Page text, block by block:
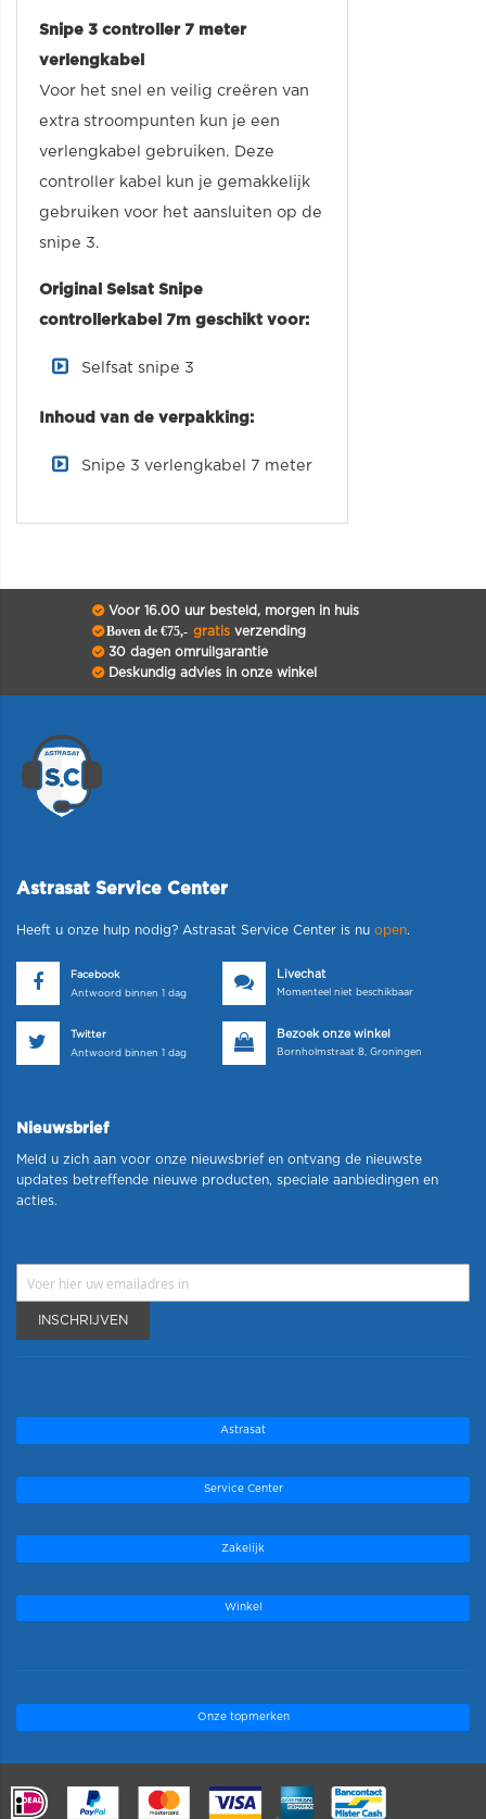
Snipe 3 controller 7 meter
verlengkabel
Voor het snel en veilig creëren van
extra stroompunten kun je een
verlengkabel gebruiken. Deze
controller kabel kun je gemakkelijk
gebruiken voor het aansluiten op de
snipe 3.
Original Selsat Snipe
controllerkabel 7m geschikt voor:
Selfsat snipe 3
Inhoud van de verpakking:
Snipe 3 verlengkabel 7 meter
Voor 16.00 uur besteld, morgen in huis
Boven de €75,- gratisverzending
30 dagen omruilgarantie
Deskundig advies in onze winkel
Astrasat Service Center
Heeft u onze hulp nodig? Astrasat Service Center is nu open.
Facebook
Antwoord binnen 1 dag
Livechat
Momenteel niet beschikbaar
Twitter
Antwoord binnen 1 dag
Bezoek onze winkel
Bornholmstraat 8, Groningen
Nieuwsbrief
Meld u zich aan voor onze nieuwsbrief en ontvang de nieuwste
updates betreffende nieuwe producten, speciale aanbiedingen en
acties.
INSCHRIJVEN
Astrasat
Service Center
Zakelijk
Winkel
Onze topmerken
.